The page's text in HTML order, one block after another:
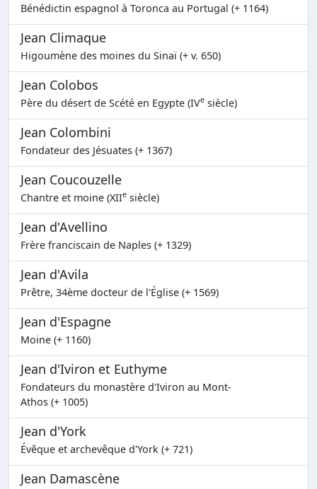
Bénédictin espagnol à Toronca au Portugal (+ 1164)
Jean Climaque
Higoumène des moines du Sinaï (+ v. 650)
Jean Colobos
Père du désert de Scété en Egypte (IVe siècle)
Jean Colombini
Fondateur des Jésuates (+ 1367)
Jean Coucouzelle
Chantre et moine (XIIe siècle)
Jean d'Avellino
Frère franciscain de Naples (+ 1329)
Jean d'Avila
Prêtre, 34ème docteur de l'Église (+ 1569)
Jean d'Espagne
Moine (+ 1160)
Jean d'Iviron et Euthyme
Fondateurs du monastère d'Iviron au Mont-
Athos (+ 1005)
Jean d'York
Évêque et archevêque d'York (+ 721)
Jean Damascène